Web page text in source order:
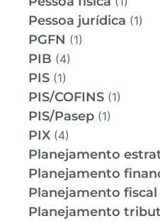
Pessoa jurídica (1)
PGFN (1)
PIB (4)
PIS (1)
PIS/COFINS (1)
PIS/Pasep (1)
PIX (4)
Planejamento
Planejamento
Planejamento fiscal
Planejamento